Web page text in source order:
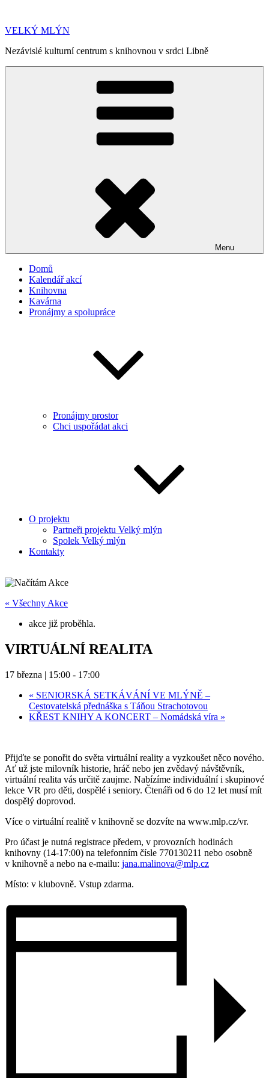
obsahu
VELKÝ MLÝN
Nezávislé kulturní centrum s knihovnou v srdci Libně
Menu
Domů
Kalendář akcí
Knihovna
Kavárna
Pronájmy a spolupráce
Pronájmy prostor
Chci uspořádat akci
O projektu
Partneři projektu Velký mlýn
Spolek Velký mlýn
Kontakty
« Všechny Akce
akce již proběhla.
VIRTUÁLNÍ REALITA
17 března | 15:00 - 17:00
« SENIORSKÁ SETKÁVÁNÍ VE MLÝNĚ –
Cestovatelská přednáška s Táňou Strachotovou
KŘEST KNIHY A KONCERT – Nomádská víra »
Přijďte se ponořit do světa virtuální reality a vyzkoušet něco nového.
Ať už jste milovník historie, hráč nebo jen zvědavý návštěvník,
virtuální realita vás určitě zaujme. Nabízíme individuální i skupinové
lekce VR pro děti, dospělé i seniory. Čtenáři od 6 do 12 let musí mít
dospělý doprovod.
Více o virtuální realitě v knihovně se dozvíte na www.mlp.cz/vr.
Pro účast je nutná registrace předem, v provozních hodinách
knihovny (14-17:00) na telefonním čísle 770130211 nebo osobně
v knihovně a nebo na e-mailu: jana.malinova@mlp.cz
Místo: v klubovně. Vstup zdarma.